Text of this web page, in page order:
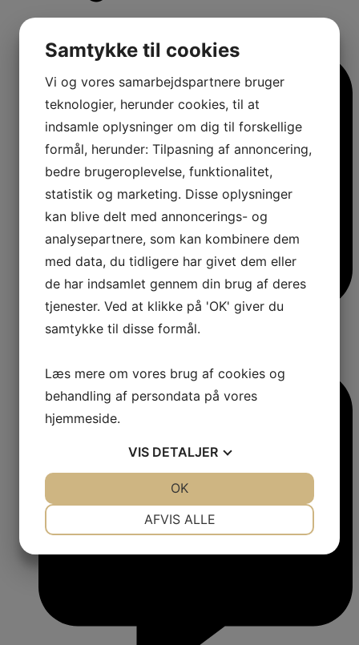
Comments:
Samtykke til cookies
Vi og vores samarbejdspartnere bruger
teknologier, herunder cookies, til at
indsamle oplysninger om dig til forskellige
formål, herunder: Tilpasning af annoncering,
bedre brugeroplevelse, funktionalitet,
statistik og marketing. Disse oplysninger
kan blive delt med annoncerings- og
analysepartnere, som kan kombinere dem
med data, du tidligere har givet dem eller
de har indsamlet gennem din brug af deres
tjenester. Ved at klikke på 'OK' giver du
samtykke til disse formål.
Læs mere om vores brug af cookies og
behandling af persondata på vores
hjemmeside.
VIS DETALJER
AFVIS ALLE
OK